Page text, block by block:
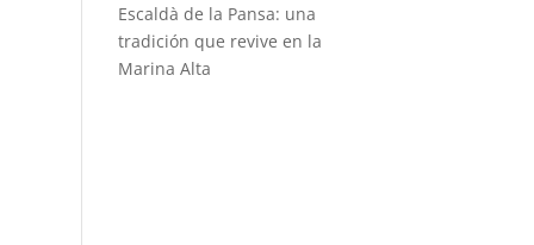
Escaldà de la Pansa: una
tradición que revive en la
Marina Alta